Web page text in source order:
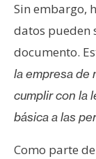
Sin embargo,
datos pueden
documento.
la empresa de
cumplir con la
básica a las
Como parte